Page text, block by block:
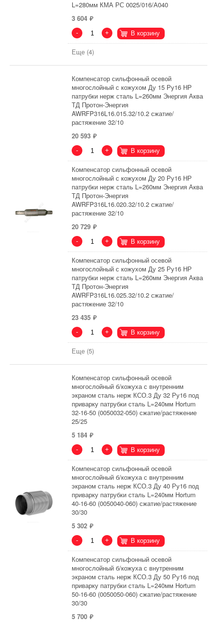
L=280мм КМА РС 0025/016/А040
3 604
- + В корзину
Еще (4)
Компенсатор сильфонный осевой
многослойный с кожухом Ду 15 Ру16 НР
патрубки нерж сталь L=260мм Энергия Аква
ТД Протон-Энергия
AWRFP316L16.015.32/10.2 сжатие/
растяжение 32/10
20 593
- + В корзину
Компенсатор сильфонный осевой
многослойный с кожухом Ду 20 Ру16 НР
патрубки нерж сталь L=260мм Энергия Аква
ТД Протон-Энергия
AWRFP316L16.020.32/10.2 сжатие/
растяжение 32/10
20 729
- + В корзину
Компенсатор сильфонный осевой
многослойный с кожухом Ду 25 Ру16 НР
патрубки нерж сталь L=260мм Энергия Аква
ТД Протон-Энергия
AWRFP316L16.025.32/10.2 сжатие/
растяжение 32/10
23 435
- + В корзину
Еще (5)
Компенсатор сильфонный осевой
многослойный б/кожуха с внутренним
экраном сталь нерж КСО.3 Ду 32 Ру16 под
приварку патрубки сталь L=240мм Hortum
32-16-50 (0050032-050) сжатие/растяжение
25/25
5 184
- + В корзину
Компенсатор сильфонный осевой
многослойный б/кожуха с внутренним
экраном сталь нерж КСО.3 Ду 40 Ру16 под
приварку патрубки сталь L=240мм Hortum
40-16-60 (0050040-060) сжатие/растяжение
30/30
5 302
- + В корзину
Компенсатор сильфонный осевой
многослойный б/кожуха с внутренним
экраном сталь нерж КСО.3 Ду 50 Ру16 под
приварку патрубки сталь L=240мм Hortum
50-16-60 (0050050-060) сжатие/растяжение
30/30
5 700